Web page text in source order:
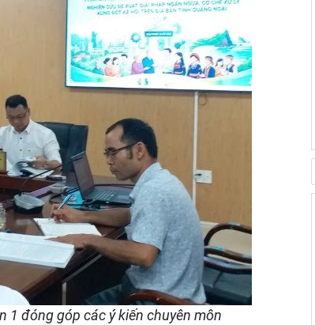
1 đóng góp các ý kiến chuyên môn